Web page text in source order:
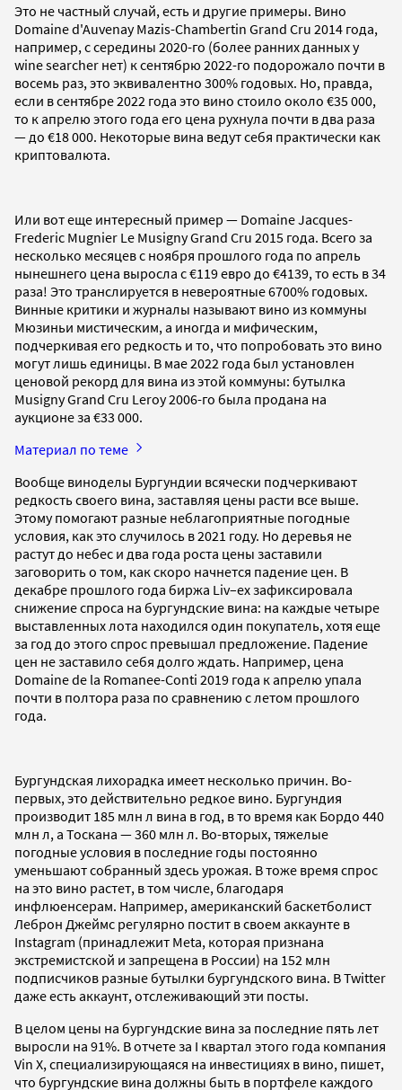
Это не частный случай, есть и другие примеры. Вино
Domaine d'Auvenay Mazis-Chambertin Grand Cru 2014 года,
например, с середины 2020-го (более ранних данных у
wine searcher нет) к сентябрю 2022-го подорожало почти в
восемь раз, это эквивалентно 300% годовых. Но, правда,
если в сентябре 2022 года это вино стоило около €35 000,
то к апрелю этого года его цена рухнула почти в два раза
— до €18 000. Некоторые вина ведут себя практически как
криптовалюта.
Или вот еще интересный пример — Domaine Jacques-
Frederic Mugnier Le Musigny Grand Cru 2015 года. Всего за
несколько месяцев с ноября прошлого года по апрель
нынешнего цена выросла с €119 евро до €4139, то есть в 34
раза! Это транслируется в невероятные 6700% годовых.
Винные критики и журналы называют вино из коммуны
Мюзиньи мистическим, а иногда и мифическим,
подчеркивая его редкость и то, что попробовать это вино
могут лишь единицы. В мае 2022 года был установлен
ценовой рекорд для вина из этой коммуны: бутылка
Musigny Grand Cru Leroy 2006-го была продана на
аукционе за €33 000.
Материал по теме
Вообще виноделы Бургундии всячески подчеркивают
редкость своего вина, заставляя цены расти все выше.
Этому помогают разные неблагоприятные погодные
условия, как это случилось в 2021 году. Но деревья не
растут до небес и два года роста цены заставили
заговорить о том, как скоро начнется падение цен. В
декабре прошлого года биржа Liv–ex зафиксировала
снижение спроса на бургундские вина: на каждые четыре
выставленных лота находился один покупатель, хотя еще
за год до этого спрос превышал предложение. Падение
цен не заставило себя долго ждать. Например, цена
Domaine de la Romanee-Conti 2019 года к апрелю упала
почти в полтора раза по сравнению с летом прошлого
года.
Бургундская лихорадка имеет несколько причин. Во-
первых, это действительно редкое вино. Бургундия
производит 185 млн л вина в год, в то время как Бордо 440
млн л, а Тоскана — 360 млн л. Во-вторых, тяжелые
погодные условия в последние годы постоянно
уменьшают собранный здесь урожая. В тоже время спрос
на это вино растет, в том числе, благодаря
инфлюенсерам. Например, американский баскетболист
Леброн Джеймс регулярно постит в своем аккаунте в
Instagram (принадлежит Meta, которая признана
экстремистской и запрещена в России) на 152 млн
подписчиков разные бутылки бургундского вина. В Twitter
даже есть аккаунт, отслеживающий эти посты.
В целом цены на бургундские вина за последние пять лет
выросли на 91%. В отчете за I квартал этого года компания
Vin X, специализирующаяся на инвестициях в вино, пишет,
что бургундские вина должны быть в портфеле каждого